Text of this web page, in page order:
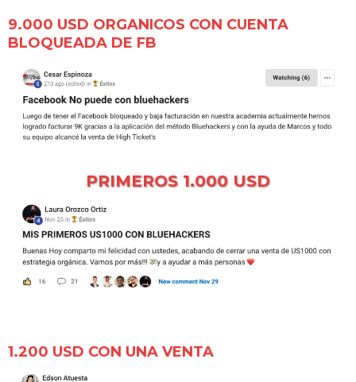
9.000 USD ORGANICOS CON CUENTA
BLOQUEADA DE FB
PRIMEROS 1.000 USD
1.200 USD CON UNA VENTA